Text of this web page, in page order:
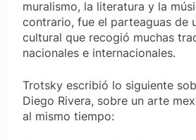
muralismo, la literatura y la
contrario, fue el parteaguas de
cultural que recogió muchas
nacionales e internacionales.
Trotsky escribió lo siguiente
Diego Rivera, sobre un arte
al mismo tiempo: